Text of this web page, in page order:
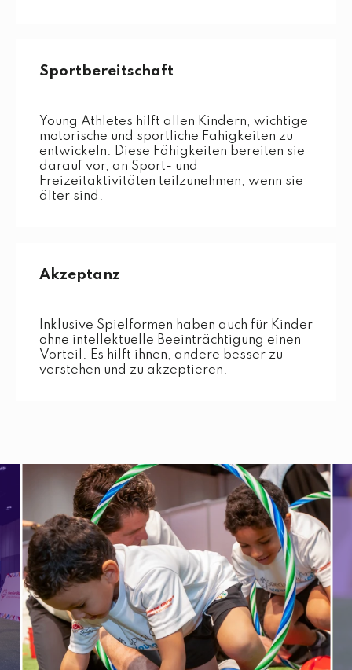
Sportbereitschaft
Young Athletes hilft allen Kindern, wichtige
motorische und sportliche Fähigkeiten zu
entwickeln. Diese Fähigkeiten bereiten sie
darauf vor, an Sport- und
Freizeitaktivitäten teilzunehmen, wenn sie
älter sind.
Akzeptanz
Inklusive Spielformen haben auch für Kinder
ohne intellektuelle Beeinträchtigung einen
Vorteil. Es hilft ihnen, andere besser zu
verstehen und zu akzeptieren.